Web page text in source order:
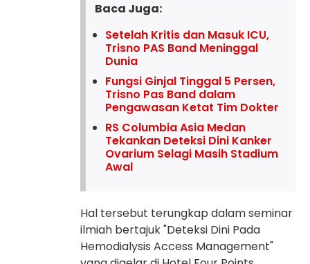
Baca Juga:
Setelah Kritis dan Masuk ICU,
Trisno PAS Band Meninggal
Dunia
Fungsi Ginjal Tinggal 5 Persen,
Trisno Pas Band dalam
Pengawasan Ketat Tim Dokter
RS Columbia Asia Medan
Tekankan Deteksi Dini Kanker
Ovarium Selagi Masih Stadium
Awal
Hal tersebut terungkap dalam seminar
ilmiah bertajuk "Deteksi Dini Pada
Hemodialysis Access Management"